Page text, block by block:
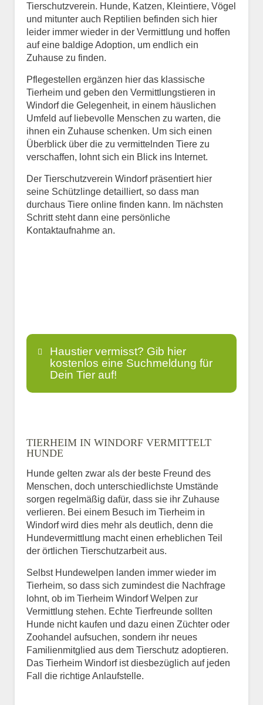
Tierschutzverein. Hunde, Katzen, Kleintiere, Vögel
und mitunter auch Reptilien befinden sich hier
leider immer wieder in der Vermittlung und hoffen
auf eine baldige Adoption, um endlich ein
Zuhause zu finden.
Pflegestellen ergänzen hier das klassische
Tierheim und geben den Vermittlungstieren in
Windorf die Gelegenheit, in einem häuslichen
Umfeld auf liebevolle Menschen zu warten, die
ihnen ein Zuhause schenken. Um sich einen
Überblick über die zu vermittelnden Tiere zu
verschaffen, lohnt sich ein Blick ins Internet.
Der Tierschutzverein Windorf präsentiert hier
seine Schützlinge detailliert, so dass man
durchaus Tiere online finden kann. Im nächsten
Schritt steht dann eine persönliche
Kontaktaufnahme an.
Haustier vermisst? Gib hier
kostenlos eine Suchmeldung für
Dein Tier auf!
E-Mail*
Informationen über das
Tier.
Art des Tiers*
TIERHEIM IN WINDORF VERMITTELT
HUNDE
Hunde gelten zwar als der beste Freund des
Menschen, doch unterschiedlichste Umstände
sorgen regelmäßig dafür, dass sie ihr Zuhause
verlieren. Bei einem Besuch im Tierheim in
Windorf wird dies mehr als deutlich, denn die
Hundevermittlung macht einen erheblichen Teil
der örtlichen Tierschutzarbeit aus.
Selbst Hundewelpen landen immer wieder im
Tierheim, so dass sich zumindest die Nachfrage
lohnt, ob im Tierheim Windorf Welpen zur
Vermittlung stehen. Echte Tierfreunde sollten
Hunde nicht kaufen und dazu einen Züchter oder
Zoohandel aufsuchen, sondern ihr neues
Familienmitglied aus dem Tierschutz adoptieren.
Das Tierheim Windorf ist diesbezüglich auf jeden
Fall die richtige Anlaufstelle.